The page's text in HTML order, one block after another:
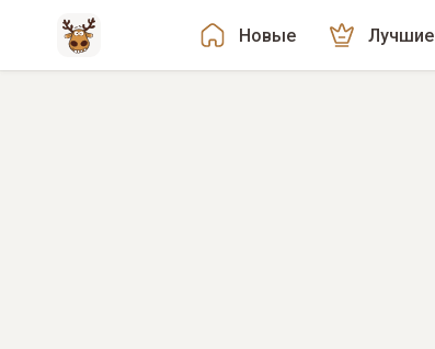
Новые Лучшие